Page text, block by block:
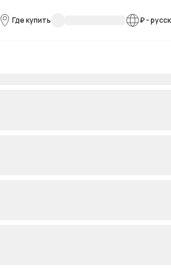
Где купить ₽-